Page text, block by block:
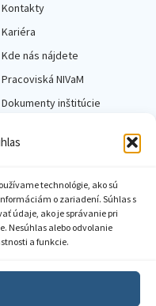
technológie, ako sú
o zariadení. Súhlas s
údaje, ako je správanie pri
Nesúhlas alebo odvolanie
a funkcie.
Kontakty
Kariéra
Kde nás nájdete
Pracoviská NIVaM
Dokumenty inštitúcie